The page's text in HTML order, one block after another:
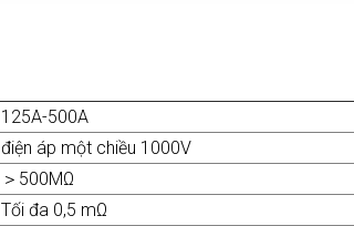
125A-500A
điện áp một chiều 1000V
＞500MΩ
Tối đa 0,5 mΩ